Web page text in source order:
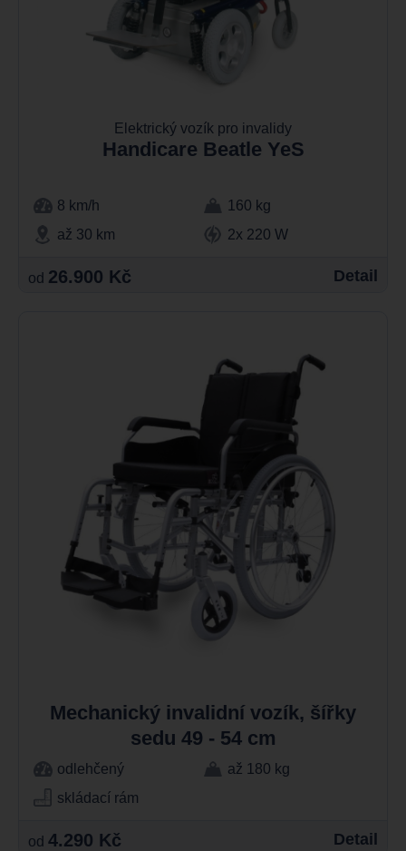
Elektrický vozík pro invalidy
Handicare Beatle YeS
8 km/h
160 kg
až 30 km
2x 220 W
od 26.900 Kč Detail
Mechanický invalidní vozík, šířky
sedu 49 - 54 cm
odlehčený
až 180 kg
skládací rám
od 4.290 Kč Detail